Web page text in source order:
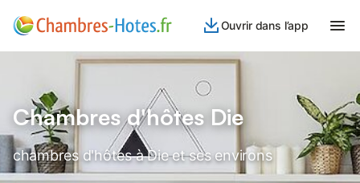
Ouvrir dans l’app
Chambres d'hôtes Die
chambres d'hôtes à Die et ses environs